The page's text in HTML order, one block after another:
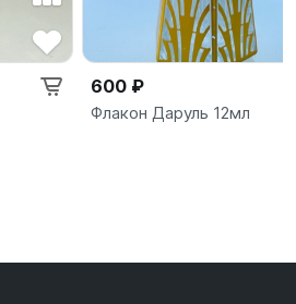
600 ₽
Флакон Даруль 12мл